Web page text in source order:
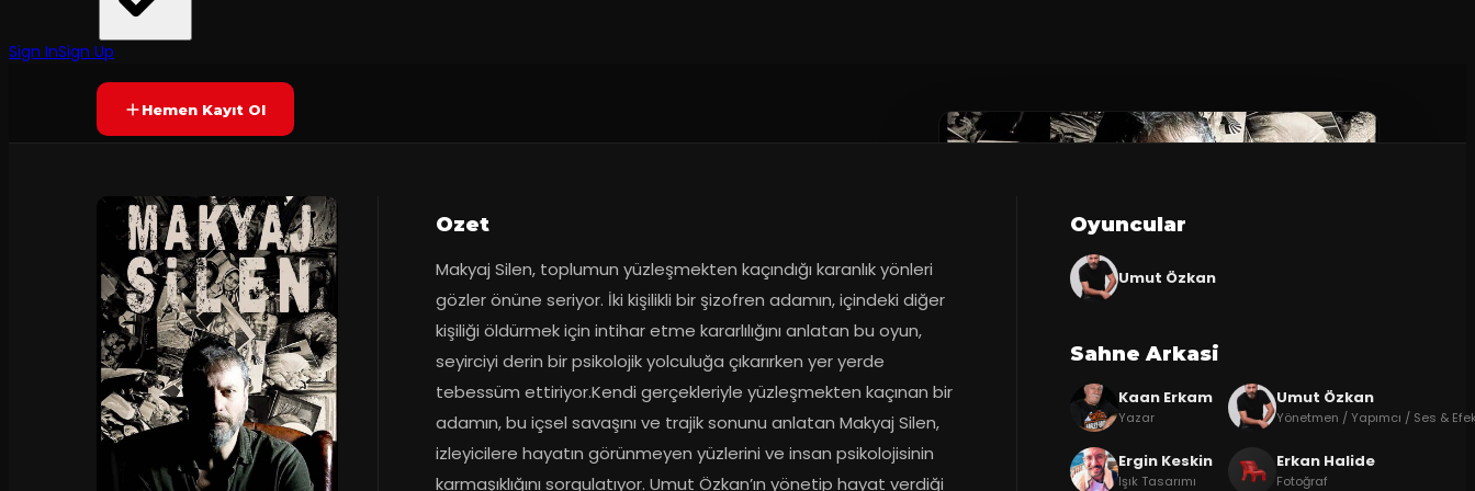
Sign InSign UpYAKINDA Yetersiz oy
Hemen Kayıt Ol
Ozet
Makyaj Silen, toplumun yüzleşmekten kaçındığı karanlık yönleri
gözler önüne seriyor. İki kişilikli bir şizofren adamın, içindeki diğer
kişiliği öldürmek için intihar etme kararlılığını anlatan bu oyun,
seyirciyi derin bir psikolojik yolculuğa çıkarırken yer yerde
tebessüm ettiriyor.Kendi gerçekleriyle yüzleşmekten kaçınan bir
adamın, bu içsel savaşını ve trajik sonunu anlatan Makyaj Silen,
izleyicilere hayatın görünmeyen yüzlerini ve insan psikolojisinin
karmaşıklığını sorgulatıyor. Umut Özkan’ın yönetip hayat verdiği
Oyuncular
Umut Özkan
Sahne Arkasi
Kaan Erkam
Yazar
Umut Özkan
Yönetmen / Yapımcı / Ses &
Ergin Keskin
Işık Tasarımı
Erkan Halide
Fotoğraf